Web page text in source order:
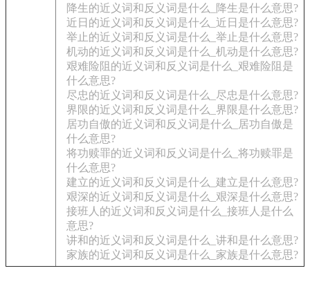
降生的近义词和反义词是什么_降生是什么意思?
近日的近义词和反义词是什么_近日是什么意思?
举止的近义词和反义词是什么_举止是什么意思?
机动的近义词和反义词是什么_机动是什么意思?
艰难险阻的近义词和反义词是什么_艰难险阻是
什么意思?
尽忠的近义词和反义词是什么_尽忠是什么意思?
界限的近义词和反义词是什么_界限是什么意思?
居功自傲的近义词和反义词是什么_居功自傲是
什么意思?
将功赎罪的近义词和反义词是什么_将功赎罪是
什么意思?
建立的近义词和反义词是什么_建立是什么意思?
艰深的近义词和反义词是什么_艰深是什么意思?
接班人的近义词和反义词是什么_接班人是什么
意思?
讲和的近义词和反义词是什么_讲和是什么意思?
家族的近义词和反义词是什么_家族是什么意思?